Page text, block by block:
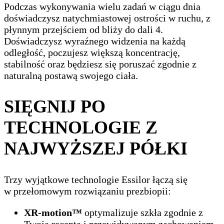
Podczas wykonywania wielu zadań w ciągu dnia
doświadczysz natychmiastowej ostrości w ruchu, z
płynnym przejściem od bliży do dali 4.
Doświadczysz wyraźnego widzenia na każdą
odległość, poczujesz większą koncentrację,
stabilność oraz będziesz się poruszać zgodnie z
naturalną postawą swojego ciała.
SIĘGNIJ PO
TECHNOLOGIE Z
NAJWYŻSZEJ PÓŁKI
Trzy wyjątkowe technologie Essilor łączą się
w przełomowym rozwiązaniu prezbiopii:
XR-motion™ optymalizuje szkła zgodnie z